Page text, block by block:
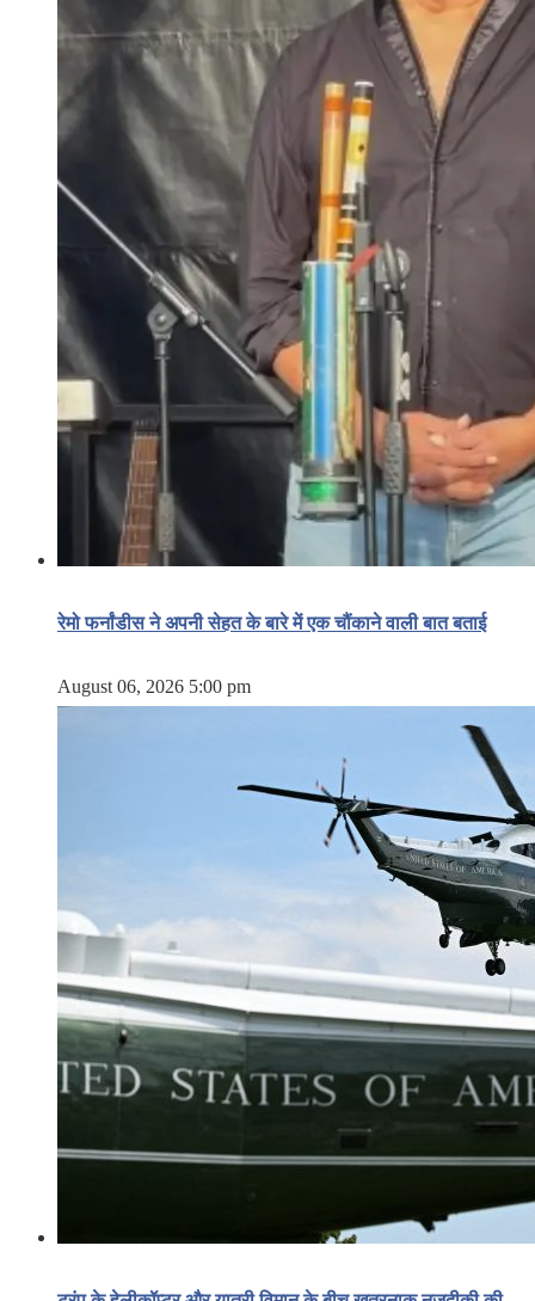
रेमो फर्नांडीस ने अपनी सेहत के बारे में एक चौंकाने वाली बात बताई
August 06, 2026 5:00 pm